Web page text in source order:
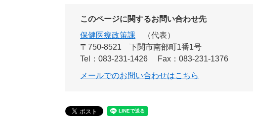
このページに関するお問い合わせ先
保健医療政策課
代表
〒750-8521
下関市南部町1番1号
Tel：083-231-1426
Fax：083-231-1376
メールでのお問い合わせはこちら